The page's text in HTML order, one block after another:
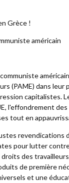
Grèce !
américain
(PAME) dans
capitalistes.
l'effondrement
tout en
revendications
pour lutter
des
de première
et une